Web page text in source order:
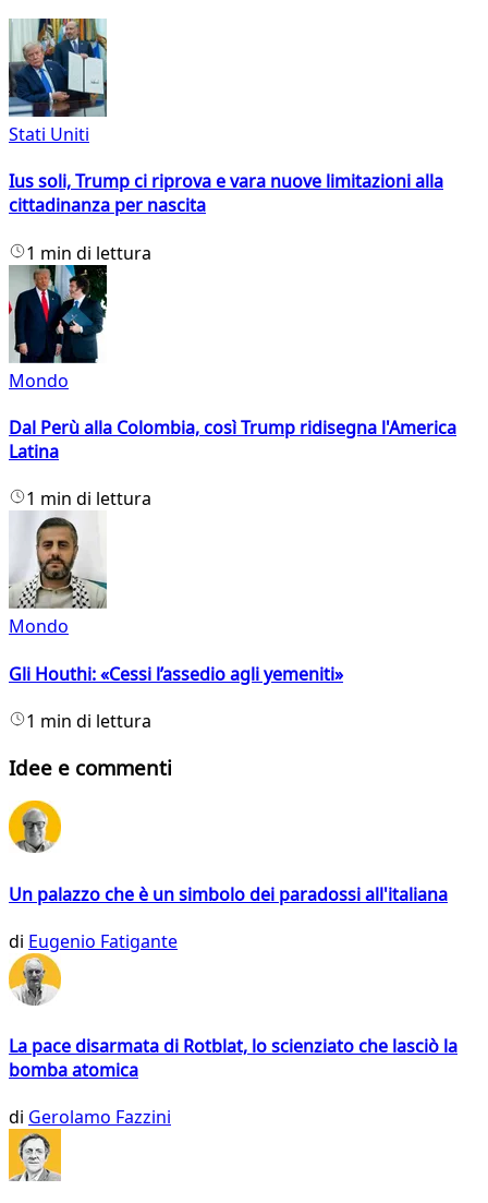
Stati Uniti
Ius soli, Trump ci riprova e vara nuove limitazioni alla
cittadinanza per nascita
1 min di lettura
Mondo
Dal Perù alla Colombia, così Trump ridisegna l'America
Latina
1 min di lettura
Mondo
Gli Houthi: «Cessi l’assedio agli yemeniti»
1 min di lettura
Idee e commenti
Un palazzo che è un simbolo dei paradossi all'italiana
di Eugenio Fatigante
La pace disarmata di Rotblat, lo scienziato che lasciò la
bomba atomica
di Gerolamo Fazzini